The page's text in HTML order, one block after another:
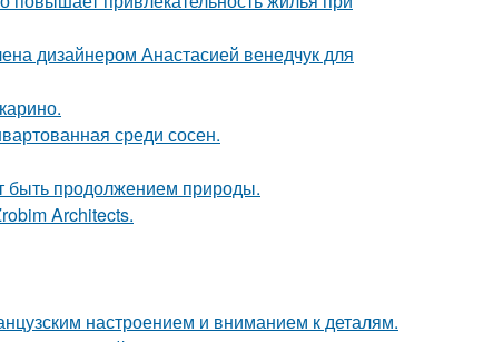
дизайнером Анастасией венедчук для
среди сосен.
быть продолжением природы.
Architects.
настроением и вниманием к деталям.